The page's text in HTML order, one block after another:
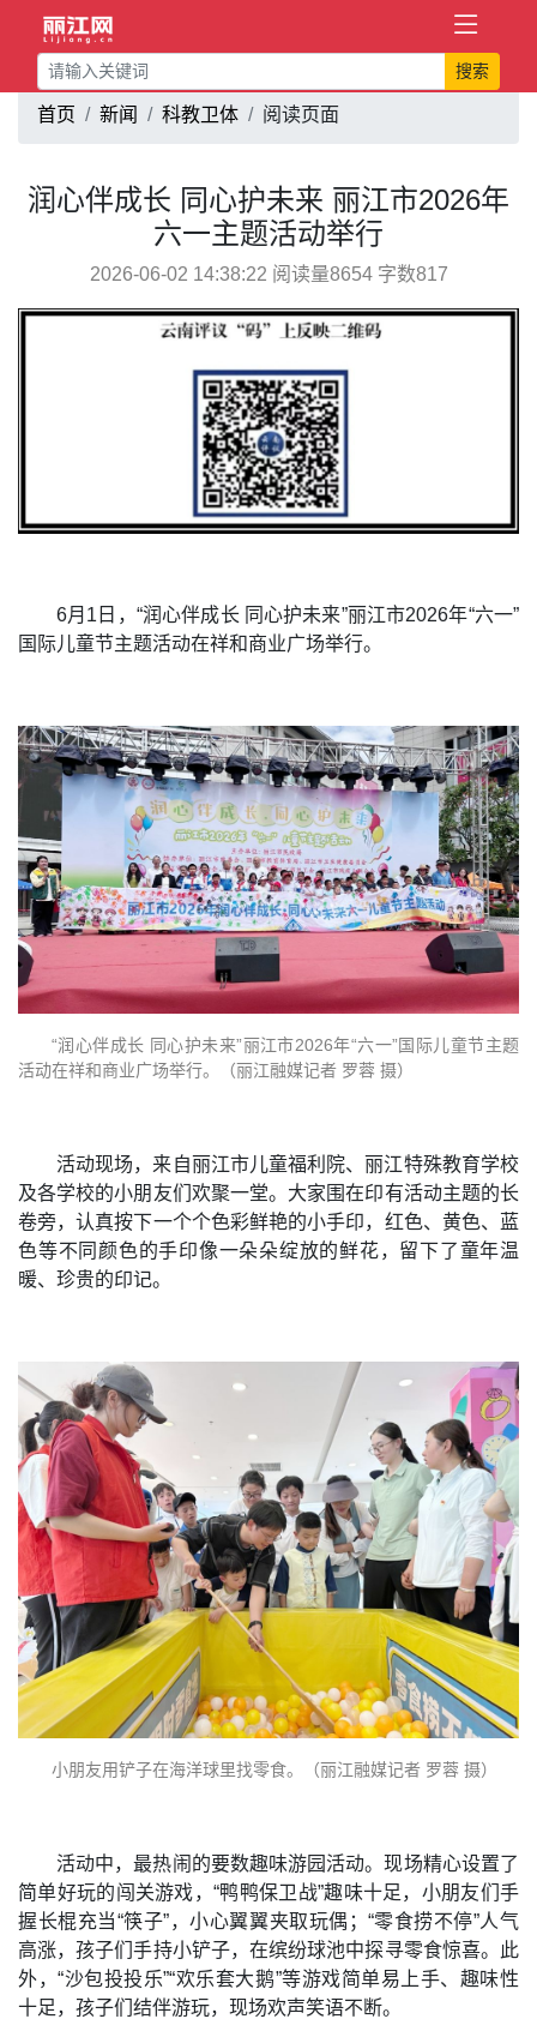
搜索
首页 新闻 科教卫体 阅读页面
润心伴成长 同心护未来 丽江市2026年
六一主题活动举行
2026-06-02 14:38:22 阅读量8654 字数817
6月1日，“润心伴成长 同心护未来”丽江市2026年“六一”
国际儿童节主题活动在祥和商业广场举行。
“润心伴成长 同心护未来”丽江市2026年“六一”国际儿童节主题
活动在祥和商业广场举行。（丽江融媒记者 罗蓉 摄）
活动现场，来自丽江市儿童福利院、丽江特殊教育学校
及各学校的小朋友们欢聚一堂。大家围在印有活动主题的长
卷旁，认真按下一个个色彩鲜艳的小手印，红色、黄色、蓝
色等不同颜色的手印像一朵朵绽放的鲜花，留下了童年温
暖、珍贵的印记。
小朋友用铲子在海洋球里找零食。（丽江融媒记者 罗蓉 摄）
活动中，最热闹的要数趣味游园活动。现场精心设置了
简单好玩的闯关游戏，“鸭鸭保卫战”趣味十足，小朋友们手
握长棍充当“筷子”，小心翼翼夹取玩偶；“零食捞不停”人气
高涨，孩子们手持小铲子，在缤纷球池中探寻零食惊喜。此
外，“沙包投投乐”“欢乐套大鹅”等游戏简单易上手、趣味性
十足，孩子们结伴游玩，现场欢声笑语不断。